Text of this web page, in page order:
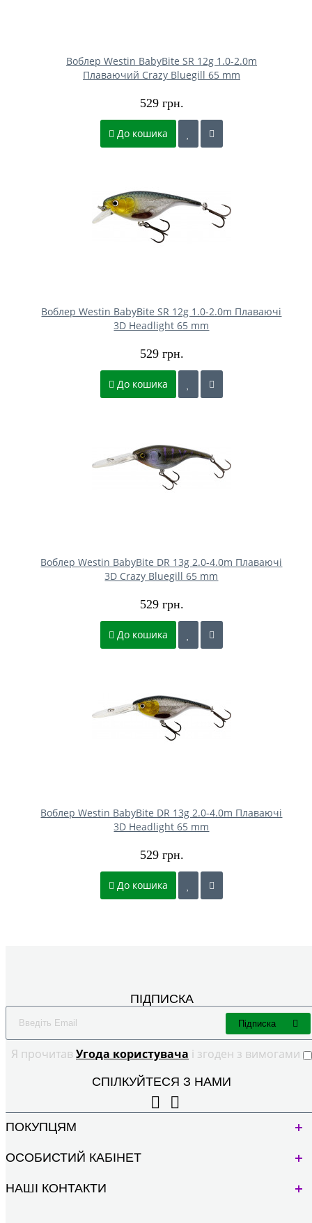
Воблер Westin BabyBite SR 12g 1.0-2.0m
Плаваючий Crazy Bluegill 65 mm
529 грн.
До кошика
Воблер Westin BabyBite SR 12g 1.0-2.0m Плаваючі
3D Headlight 65 mm
529 грн.
До кошика
Воблер Westin BabyBite DR 13g 2.0-4.0m Плаваючі
3D Crazy Bluegill 65 mm
529 грн.
До кошика
Воблер Westin BabyBite DR 13g 2.0-4.0m Плаваючі
3D Headlight 65 mm
529 грн.
До кошика
ПІДПИСКА
Я прочитав Угода користувача і згоден з вимогами
Підписка
СПІЛКУЙТЕСЯ З НАМИ
ПОКУПЦЯМ
ОСОБИСТИЙ КАБІНЕТ
НАШІ КОНТАКТИ